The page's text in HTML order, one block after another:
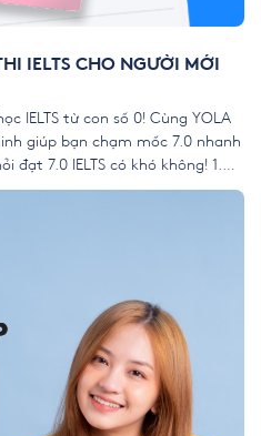
IELTS CHO NGƯỜI MỚI
IELTS từ con số 0! Cùng YOLA
giúp bạn chạm mốc 7.0 nhanh
đạt 7.0 IELTS có khó không! 1.
trình mở cánh cửa toàn […]